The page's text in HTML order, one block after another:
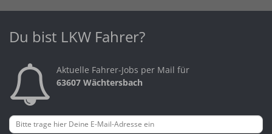
Du bist LKW Fahrer?
Aktuelle Fahrer-Jobs per Mail für
63607 Wächtersbach